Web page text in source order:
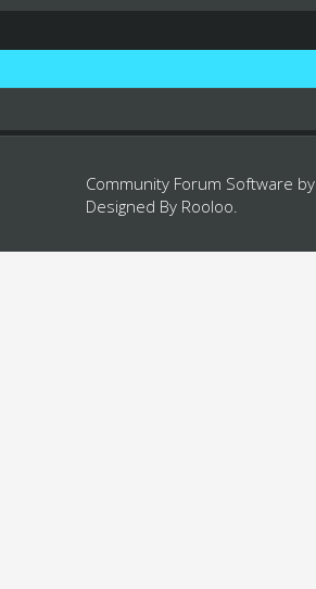
Community Forum Software by
Designed By Rooloo.